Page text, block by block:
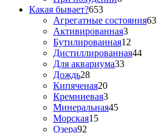
Какая бывает?653
Агрегатные состояния63
Активированная3
Бутилированная12
Дистиллированная44
Для аквариума33
Дождь28
Кипяченая20
Кремниевая3
Минеральная45
Морская15
Озера92